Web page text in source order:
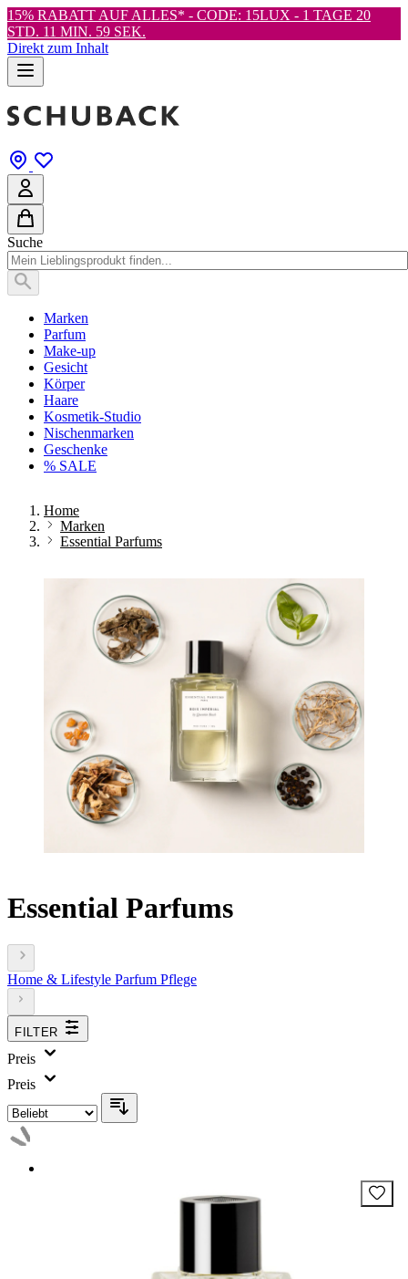
15% RABATT AUF ALLES* - CODE: 15LUX - 1 TAGE 20
STD. 11 MIN. 57 SEK.
Direkt zum Inhalt
Suche
Marken
Parfum
Make-up
Gesicht
Körper
Haare
Kosmetik-Studio
Nischenmarken
Geschenke
% SALE
Home
Marken
Essential Parfums
Essential Parfums
Home & Lifestyle Parfum Pflege
FILTER
Preis
Preis